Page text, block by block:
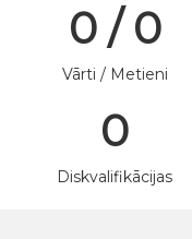
0 / 0
Vārti / Metieni
0
Diskvalifikācijas